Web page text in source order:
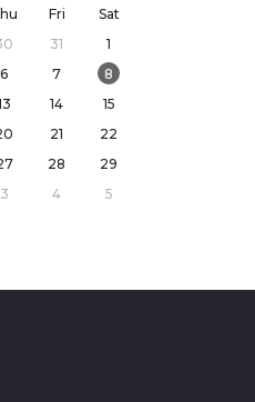
Fri
Sat
31
1
6 7
8
14
15
21
22
28
29
3 4 5